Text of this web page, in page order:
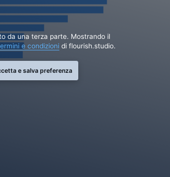
da una terza parte. Mostrando il
e condizioni di flourish.studio.
e salva preferenza